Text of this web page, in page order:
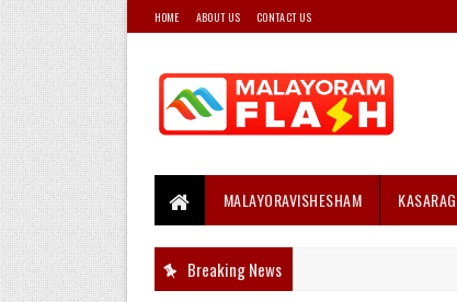
HOME ABOUT US CONTACT US
MALAYORAVISHESHAM
Breaking News